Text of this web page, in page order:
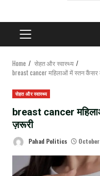
PRIMARY
MENU
Home
सेहत और स्वास्थ्य
breast cancer महिलाओं में स्तन
सेहत और स्वास्थ्य
breast cancer
ज़रूरी
Pahad Politics